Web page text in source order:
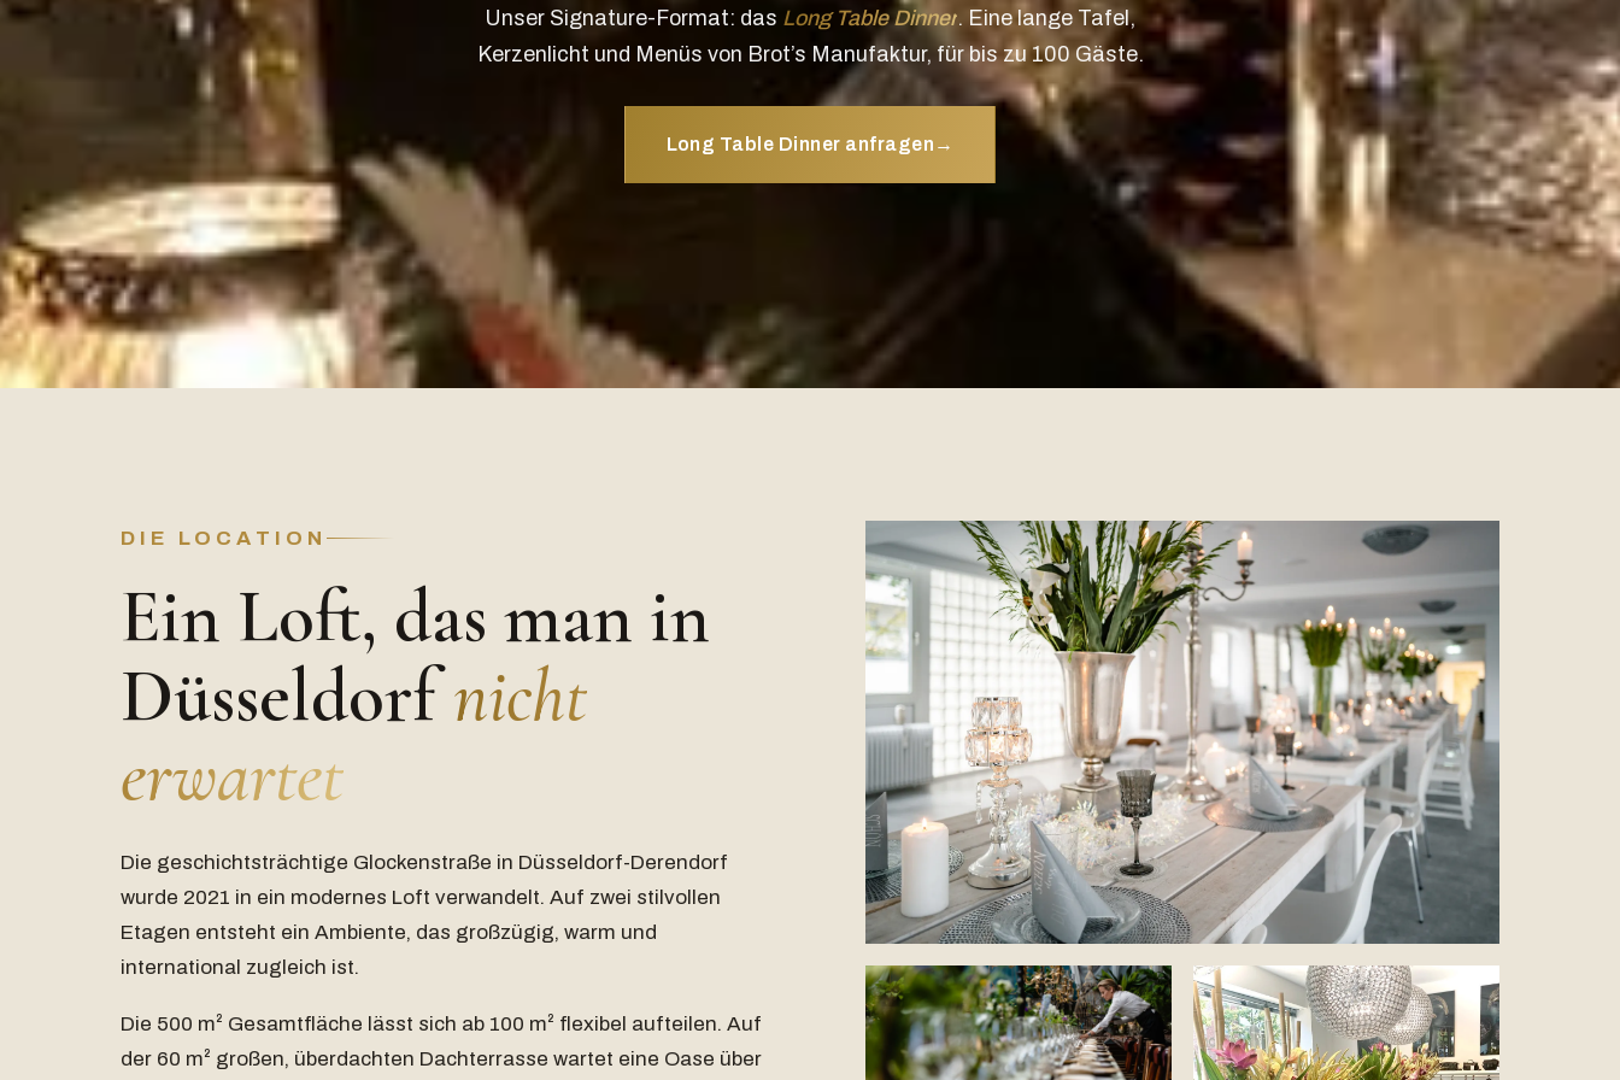
Unser Signature-Format: das Long Table Dinner. Eine lange Tafel,
Kerzenlicht und Menüs von Brot’s Manufaktur, für bis zu 100 Gäste.
Long Table Dinner anfragen
DIE LOCATION
Ein Loft, das man in
Düsseldorfnicht
erwartet
Die geschichtsträchtige Glockenstraße in Düsseldorf-Derendorf
wurde 2021 in ein modernes Loft verwandelt. Auf zwei stilvollen
Etagen entsteht ein Ambiente, das großzügig, warm und
international zugleich ist.
Die 500 m² Gesamtfläche lässt sich ab 100 m² flexibel aufteilen. Auf
der 60 m² großen, überdachten Dachterrasse wartet eine Oase über